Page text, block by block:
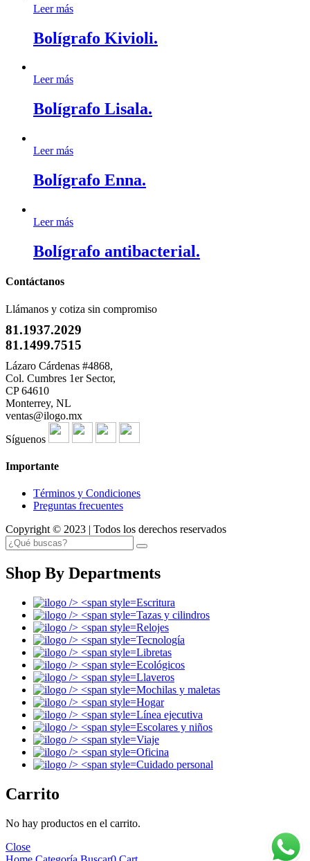
Leer más
Bolígrafo Kivioli.
Leer más
Bolígrafo Lisala.
Leer más
Bolígrafo Enna.
Leer más
Bolígrafo antibacterial.
Contáctanos
Llámanos y cotiza sin compromiso
81.1937.2029
81.1499.7515
Lázaro Cárdenas #4868,
Col. Cumbres 1er Sector,
CP 64610
Monterrey, NL
ventas@ilogo.mx
Síguenos
Importante
Términos y Condiciones
Preguntas frecuentes
Copyright © 2023 | Todos los derechos reservados
Shop By Departments
Escritura
Tazas y cilindros
Relojes
Tecnología
Libretas
Ecológicos
Llaveros
Mochilas y maletas
Hogar
Línea ejecutiva
Escolares y niños
Viaje
Oficina
Cuidado personal
Carrito
No hay productos en el carrito.
Close